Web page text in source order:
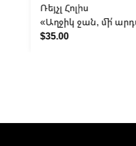
Ռեյչլ Հոլիս
«Աղջիկ ջան, մի՛
$35.00